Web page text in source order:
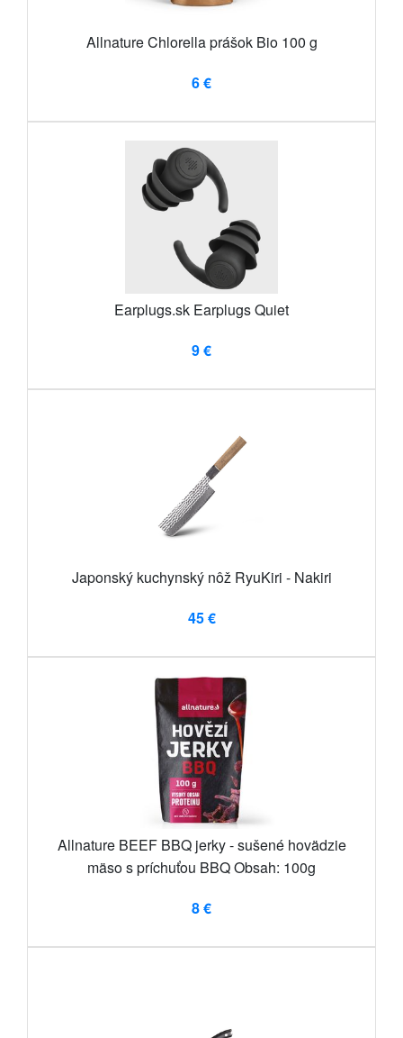
Allnature Chlorella prášok Bio 100 g
6 €
Earplugs.sk Earplugs Quiet
9 €
Japonský kuchynský nôž RyuKiri - Nakiri
45 €
Allnature BEEF BBQ jerky - sušené hovädzie
mäso s príchuťou BBQ Obsah: 100g
8 €